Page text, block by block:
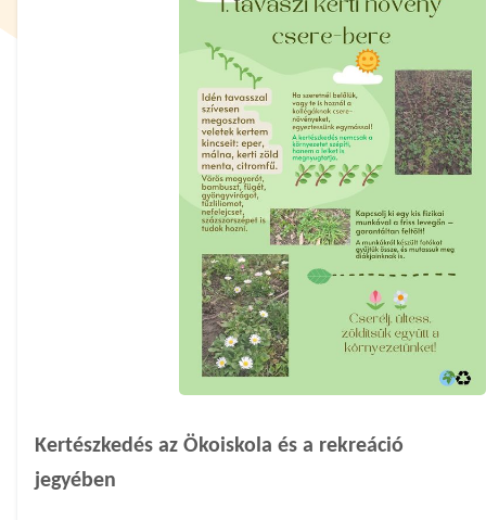
Kertészkedés az Ökoiskola és a rekreáció
jegyében